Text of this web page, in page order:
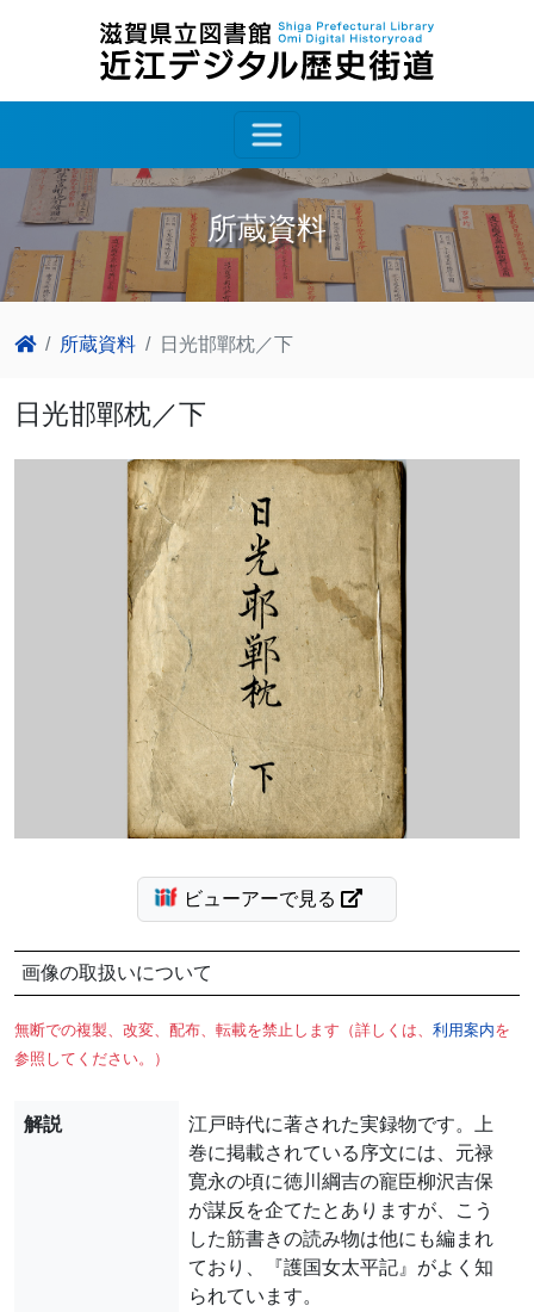
所蔵資料
所蔵資料 日光邯鄲枕／下
日光邯鄲枕／下
ビューアーで見る
画像の取扱いについて
無断での複製、改変、配布、転載を禁止します（詳しくは、 利用案内を
参照してください。）
解説
江戸時代に著された実録物です。上
巻に掲載されている序文には、元禄
寛永の頃に徳川綱吉の寵臣柳沢吉保
が謀反を企てたとありますが、こう
した筋書きの読み物は他にも編まれ
ており、『護国女太平記』がよく知
られています。